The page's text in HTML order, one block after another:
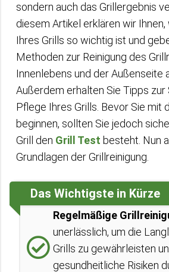
sondern auch das Grillergebnis
diesem Artikel erklären wir
Ihres Grills so wichtig ist und
Methoden zur Reinigung des
Innenlebens und der Außenseite
Außerdem erhalten Sie Tipps zur
Pflege Ihres Grills. Bevor Sie mit
beginnen, sollten Sie jedoch
Grill den Grill Test besteht. Nun
Grundlagen der Grillreinigung.
Das Wichtigste in Kürze
Regelmäßige
unerlässlich, um die
Grills zu gewährleisten
gesundheitliche Risiken